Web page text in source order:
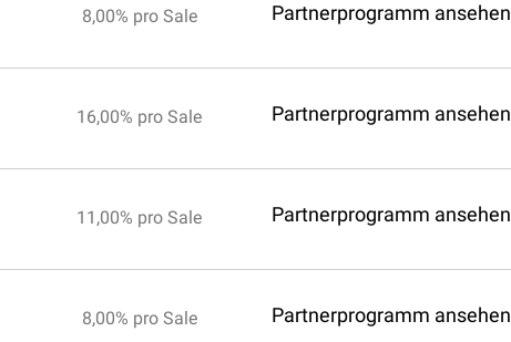
8,00% pro Sale Partnerprogramm ansehen
16,00% pro Sale Partnerprogramm ansehen
11,00% pro Sale Partnerprogramm ansehen
8,00% pro Sale Partnerprogramm ansehen